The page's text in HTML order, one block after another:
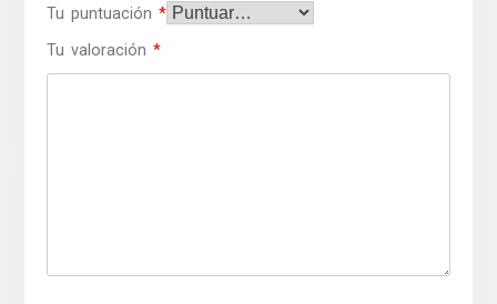
Tu puntuación*
Tu valoración*